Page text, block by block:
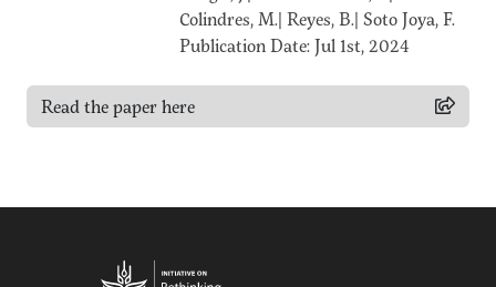
Colindres, M.| Reyes, B.| Soto Joya, F.
Publication Date: Jul 1st, 2024
Read the paper here